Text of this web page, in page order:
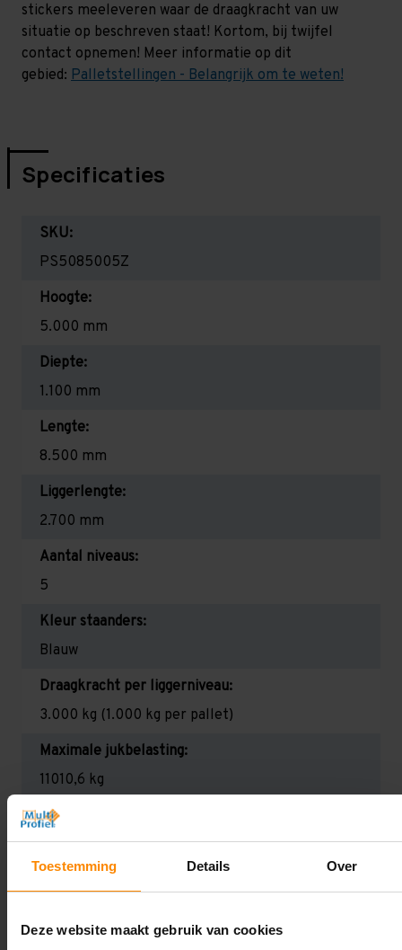
Toestemming Details Over
Deze website maakt gebruik van cookies
stickers meeleveren waar de draagkracht van uw
situatie op beschreven staat! Kortom, bij twijfel
contact opnemen! Meer informatie op dit
gebied: Palletstellingen - Belangrijk om te weten!
Specificaties
SKU:
PS5085005Z
Hoogte:
5.000 mm
Diepte:
1.100 mm
Lengte:
8.500 mm
Liggerlengte:
2.700 mm
Aantal niveaus:
5
Kleur staanders:
Blauw
Draagkracht per liggerniveau:
3.000 kg (1.000 kg per pallet)
Maximale jukbelasting:
11010,6 kg